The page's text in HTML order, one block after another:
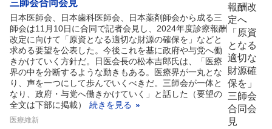
三師会合同会見
日本医師会、日本歯科医師会、日本薬剤師会から成る三
師会は11月10日に合同で記者会見し、2024年度診療報酬
改定に向けて「原資となる適切な財源の確保を」などと
求める要望を公表した。今後これを基に政府や与党へ働
きかけていく方針だ。日医会長の松本吉郎氏は、「医療
界の中を分断するような動きもある。医療界が一丸とな
り、声を一つにして歩んでいくべきだ。三師会が一体と
なり、政府・与党へ働きかけていく」と話した（要望の
全文は下部に掲載）
続きを見る
医療維新